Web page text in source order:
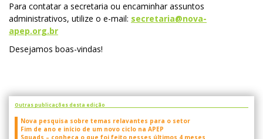
Para contatar a secretaria ou encaminhar assuntos
administrativos, utilize o e-mail: secretaria@nova-
apep.org.br
Desejamos boas-vindas!
Outras publicações desta edição
Nova pesquisa sobre temas relavantes para o setor
Fim de ano e início de um novo ciclo na APEP
Squads – conheça o que foi feito nesses últimos 4 meses